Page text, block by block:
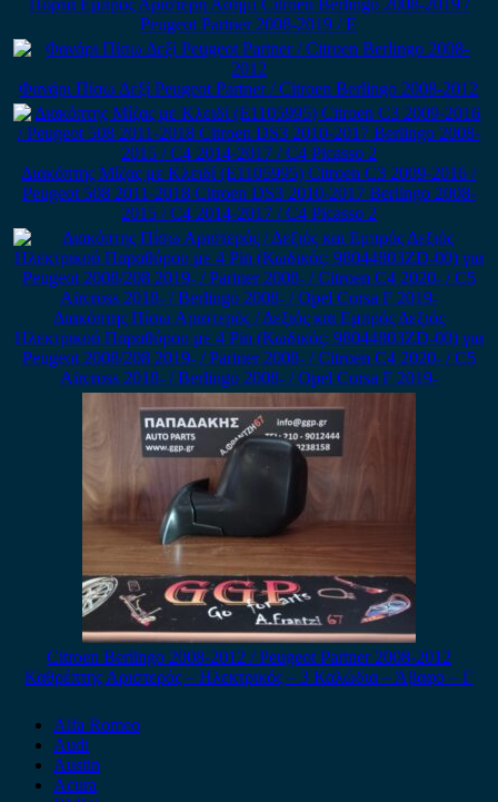
Peugeot Partner 2008-2019 / Ε
Φανάρι Πίσω Δεξί Peugeot Partner / Citroen Berlingo 2008-2012
Διακόπτης Μίζας με Κλειδί (E1105995) Citroen C3 2009-2016 /
Peugeot 508 2011-2018 Citroen DS3 2010-2017 Berlingo 2008-
2015 / C4 2014-2017 / C4 Picasso 2
Διακόπτης Πίσω Αριστερός / Δεξιός και Εμπρός Δεξιός
Ηλεκτρικού Παραθύρου με 4 Pin (Κωδικός: 98044803ZD-00) για
Peugeot 2008/208 2019- / Partner 2008- / Citroen C4 2020- / C5
Aircross 2018- / Berlingo 2008- / Opel Corsa F 2019-
Citroen Berlingo 2008-2012 / Peugeot Partner 2008-2012
Καθρέπτης Αριστερός – Ηλεκτρικός – 3 Καλώδια – Άβαφο – Γ
Alfa Romeo
Audi
Austin
Acura